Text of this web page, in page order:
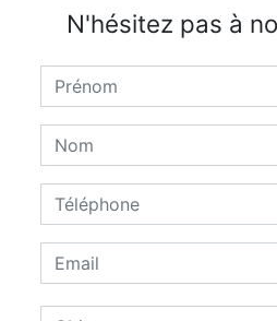
N'hésitez pas à